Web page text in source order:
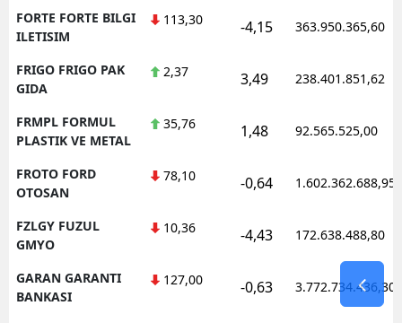
FORTE FORTE BILGI
ILETISIM
113,30 -4,15 363.950.365,60
FRIGO FRIGO PAK
GIDA
2,37 3,49 238.401.851,62
FRMPL FORMUL
PLASTIK VE METAL
35,76 1,48 92.565.525,00
FROTO FORD
OTOSAN
78,10 -0,64 1.602.362.688,95
FZLGY FUZUL
GMYO
10,36 -4,43 172.638.488,80
GARAN GARANTI
BANKASI
127,00 -0,63 3.772.734.436,30